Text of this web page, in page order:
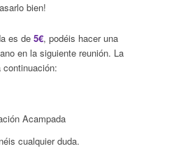
bien!
es de 5€, podéis hacer una
en la siguiente reunión. La
Acampada
cualquier duda.